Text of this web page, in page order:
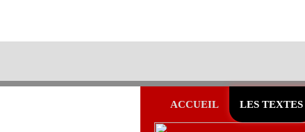
ACCUEIL LES TEXTES